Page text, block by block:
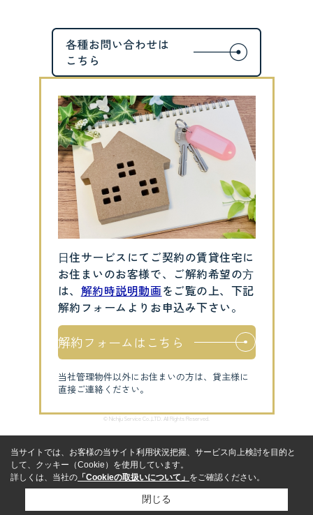
⽇住サービスにてご契約の賃貸住宅に
お住まいのお客様で、ご解約希望の⽅
は、 解約時説明動画をご覧の上、下記
解約フォームよりお申込み下さい。
解約フォームはこちら
当社管理物件以外にお住まいの方は、貸主様に
直接ご連絡ください。
© Nichiju Service Co.,LTD. All Rights Reserved.
当サイトでは、お客様の当サイト利用状況把握、サービス向上検討を目的と
して、クッキー（Cookie）を使用しています。
詳しくは、当社の 「Cookieの取扱いについて」 をご確認ください。
閉じる